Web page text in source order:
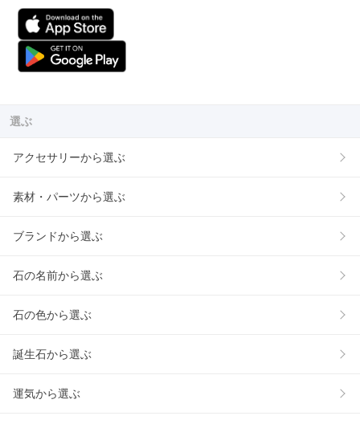
選ぶ
アクセサリーから選ぶ
素材・パーツから選ぶ
ブランドから選ぶ
石の名前から選ぶ
石の色から選ぶ
誕生石から選ぶ
運気から選ぶ